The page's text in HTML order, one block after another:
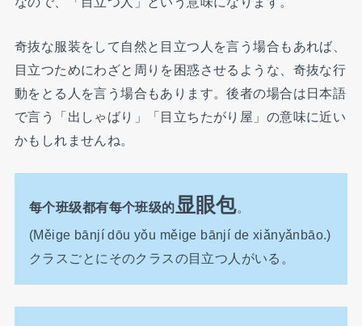
奇抜な服装をして自然と目立つ人を言う場合もあれば、
目立つためにわざと周りを困惑させるような、奇抜な行
動をとる人を言う場合もあります。後者の場合は日本語
で言う「出しゃばり」「目立ちたがり屋」の意味に近い
かもしれませんね。
每个班级都有每个班级的 显眼包。
(Měige bānjí dōu yǒu měige bānjí de xiǎnyǎnbāo.)
クラスごとにそのクラスの目立つ人がいる。